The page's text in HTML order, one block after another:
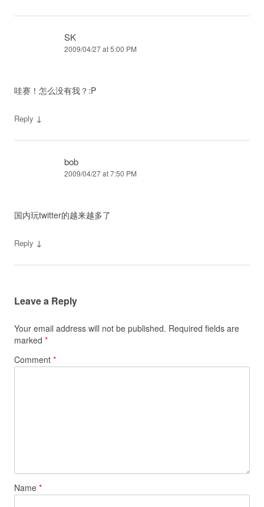
SK
2009/04/27 at 5:00 PM
哇赛！怎么没有我？:P
Reply ↓
bob
2009/04/27 at 7:50 PM
国内玩twitter的越来越多了
Reply ↓
Leave a Reply
Your email address will not be published. Required fields are
marked *
Comment *
Name *